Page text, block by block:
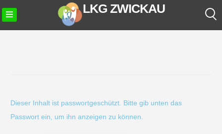
LKG ZWICKAU
Dieser Inhalt ist passwortgeschützt. Bitte gib unten das
Passwort ein, um ihn anzeigen zu können.